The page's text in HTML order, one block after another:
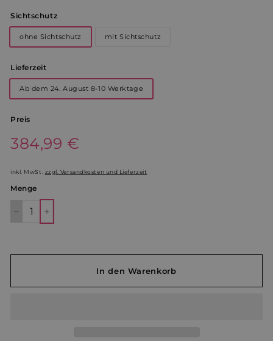
Sichtschutz
ohne Sichtschutz mit Sichtschutz
Lieferzeit
Ab dem 24. August 8-10 Werktage
Preis
Normaler
Preis
384,99 €
€
inkl. MwSt. zzgl. Versandkosten und Lieferzeit
Menge
In den Warenkorb